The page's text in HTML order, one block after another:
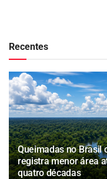
Recentes
Queimadas no Brasil
registra menor área
quatro décadas